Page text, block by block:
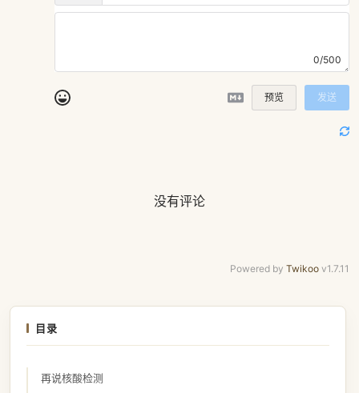
0/500
预览 发送
没有评论
Powered by Twikoo v1.7.11
目录
再说核酸检测